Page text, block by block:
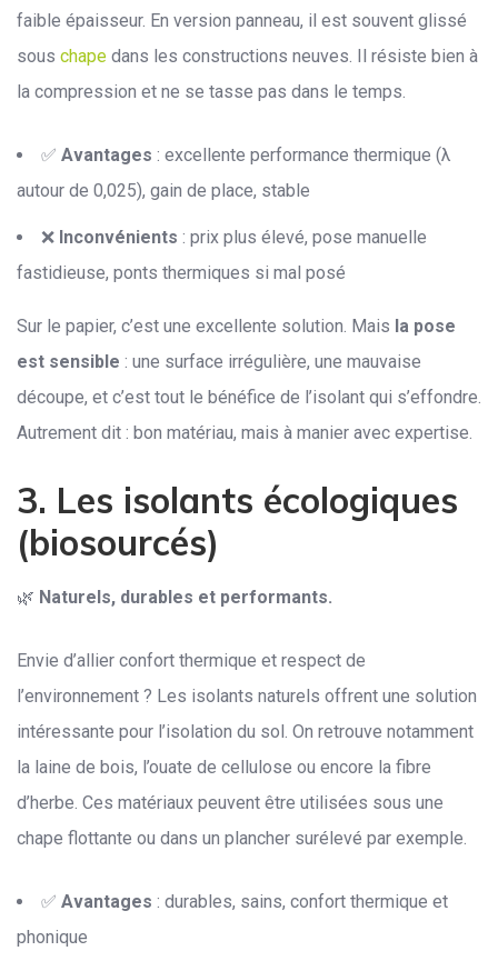
faible épaisseur. En version panneau, il est souvent glissé
sous chape dans les constructions neuves. Il résiste bien à
la compression et ne se tasse pas dans le temps.
✅ Avantages : excellente performance thermique (λ
autour de 0,025), gain de place, stable
❌ Inconvénients : prix plus élevé, pose manuelle
fastidieuse, ponts thermiques si mal posé
Sur le papier, c’est une excellente solution. Mais la pose
est sensible : une surface irrégulière, une mauvaise
découpe, et c’est tout le bénéfice de l’isolant qui s’effondre.
Autrement dit : bon matériau, mais à manier avec expertise.
3. Les isolants écologiques
(biosourcés)
🌿 Naturels, durables et performants.
Envie d’allier confort thermique et respect de
l’environnement ? Les isolants naturels offrent une solution
intéressante pour l’isolation du sol. On retrouve notamment
la laine de bois, l’ouate de cellulose ou encore la fibre
d’herbe. Ces matériaux peuvent être utilisées sous une
chape flottante ou dans un plancher surélevé par exemple.
✅ Avantages : durables, sains, confort thermique et
phonique